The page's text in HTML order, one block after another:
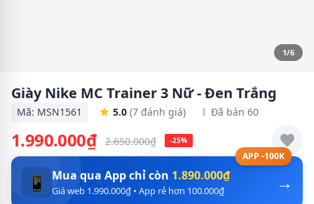
1/6
Giày Nike MC Trainer 3 Nữ - Đen Trắng
Mã: MSN1561 5.0 (7 đánh giá) Đã bán 60
1.990.000₫ 2.650.000₫ -25%
APP -100K
→
📱 Mua qua App chỉ còn 1.890.000₫
Giá web 1.990.000₫ • App rẻ hơn 100.000₫